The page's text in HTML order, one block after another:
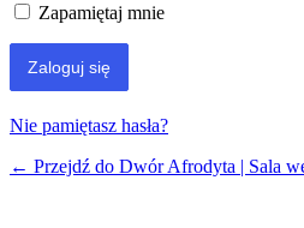
Zapamiętaj mnie
Nie pamiętasz hasła?
← Przejdź do Dwór Afrodyta | Sala